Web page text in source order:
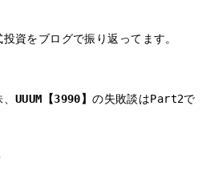
資をブログで振り返ってます。
UUUM【3990】の失敗談はPart2で